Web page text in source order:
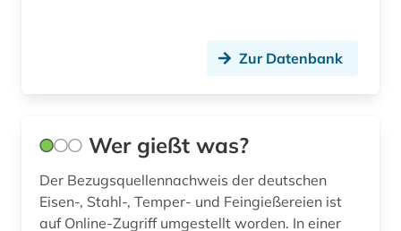
bautzen (1)
bauwesen (1)
bauwirtschaft (1)
Island (1)
Israel (1)
Italien (3)
Zur Datenbank
Wer gießt was?
Der Bezugsquellennachweis der deutschen
Eisen-, Stahl-, Temper- und Feingießereien ist
auf Online-Zugriff umgestellt worden. In einer